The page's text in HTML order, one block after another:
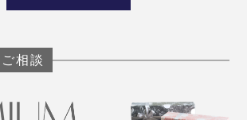
相談